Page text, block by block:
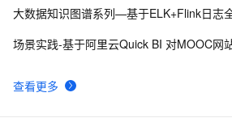
10SQL Sever2012安装错误——Windows
查看更多
大数据知识图谱系列—基于ELK+Flink日志
场景实践-基于阿里云Quick BI 对MOOC网